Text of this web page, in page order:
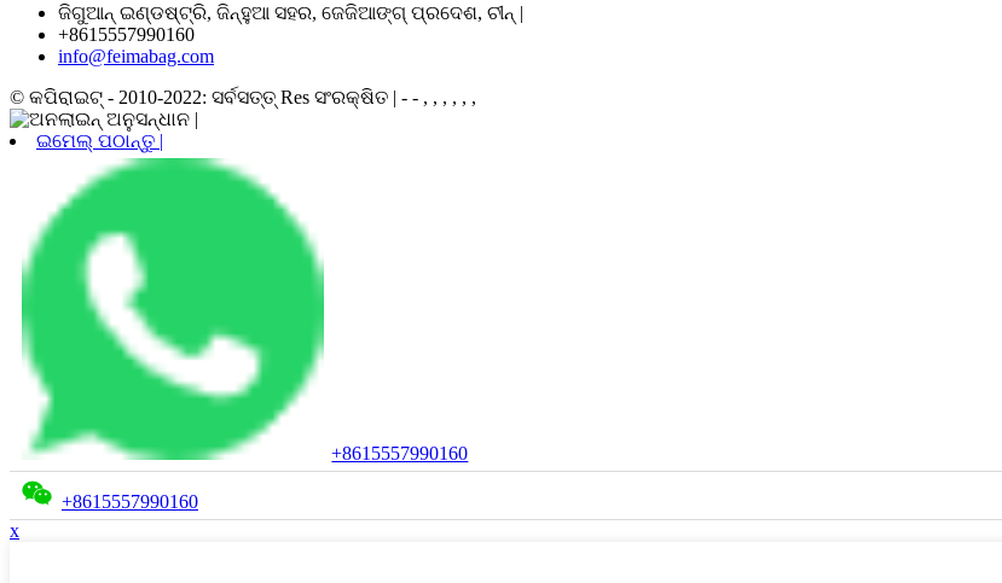
ଜିଗୁଆନ୍ ଇଣ୍ଡଷ୍ଟ୍ରି, ଜିନ୍ହୁଆ ସହର, ଜେଜିଆଙ୍ଗ୍ ପ୍ରଦେଶ, ଚୀନ୍ |
+8615557990160
info@feimabag.com
© କପିରାଇଟ୍ - 2010-2022: ସର୍ବସତ୍ତ୍ Res ସଂରକ୍ଷିତ | - - , , , , , ,
ଇମେଲ୍ ପଠାନ୍ତୁ |
+8615557990160
+8615557990160
x